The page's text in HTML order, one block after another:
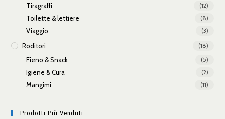
Tiragraffi (12)
Toilette & lettiere (8)
Viaggio (3)
Roditori (18)
Fieno & Snack (5)
Igiene & Cura (2)
Mangimi (11)
Prodotti Più Venduti